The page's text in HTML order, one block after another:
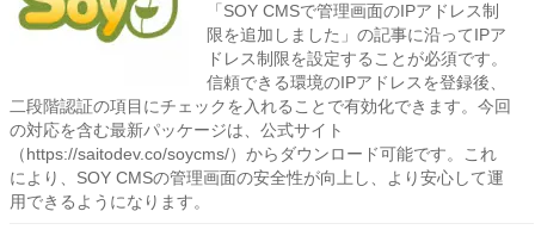
「SOY CMSで管理画面のIPアドレス制
限を追加しました」の記事に沿ってIPア
ドレス制限を設定することが必須です。
信頼できる環境のIPアドレスを登録後、
二段階認証の項目にチェックを入れることで有効化できます。今回
の対応を含む最新パッケージは、公式サイト
（https://saitodev.co/soycms/）からダウンロード可能です。これ
により、SOY CMSの管理画面の安全性が向上し、より安心して運
用できるようになります。